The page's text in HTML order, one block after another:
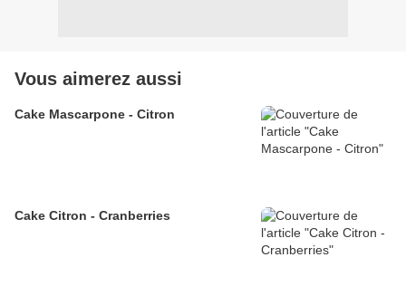
Vous aimerez aussi
Cake Mascarpone - Citron
Cake Citron - Cranberries